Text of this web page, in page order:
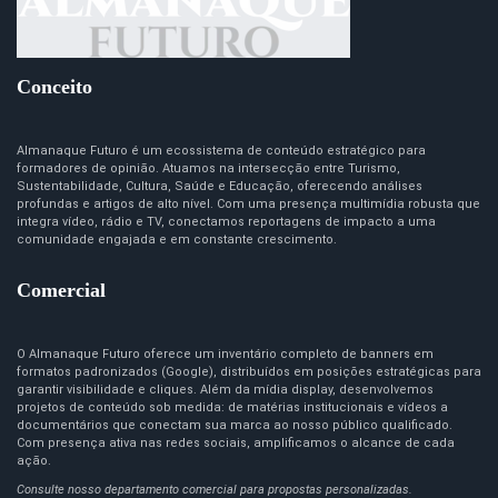
Conceito
Almanaque Futuro é um ecossistema de conteúdo estratégico para
formadores de opinião. Atuamos na intersecção entre Turismo,
Sustentabilidade, Cultura, Saúde e Educação, oferecendo análises
profundas e artigos de alto nível. Com uma presença multimídia robusta que
integra vídeo, rádio e TV, conectamos reportagens de impacto a uma
comunidade engajada e em constante crescimento.
Comercial
O Almanaque Futuro oferece um inventário completo de banners em
formatos padronizados (Google), distribuídos em posições estratégicas para
garantir visibilidade e cliques. Além da mídia display, desenvolvemos
projetos de conteúdo sob medida: de matérias institucionais e vídeos a
documentários que conectam sua marca ao nosso público qualificado.
Com presença ativa nas redes sociais, amplificamos o alcance de cada
ação.
Consulte nosso departamento comercial para propostas personalizadas.